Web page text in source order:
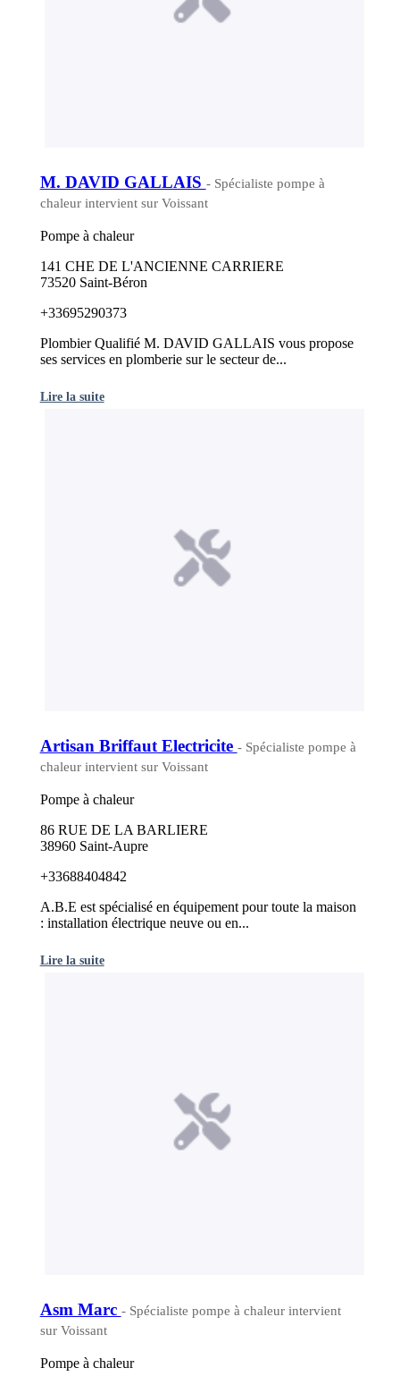
M. DAVID GALLAIS - Spécialiste pompe à
chaleur intervient sur Voissant
Pompe à chaleur
141 CHE DE L'ANCIENNE CARRIERE
73520 Saint-Béron
+33695290373
Plombier Qualifié M. DAVID GALLAIS vous propose
ses services en plomberie sur le secteur de...
Lire la suite
Artisan Briffaut Electricite - Spécialiste pompe à
chaleur intervient sur Voissant
Pompe à chaleur
86 RUE DE LA BARLIERE
38960 Saint-Aupre
+33688404842
A.B.E est spécialisé en équipement pour toute la maison
: installation électrique neuve ou en...
Lire la suite
Asm Marc - Spécialiste pompe à chaleur intervient
sur Voissant
Pompe à chaleur